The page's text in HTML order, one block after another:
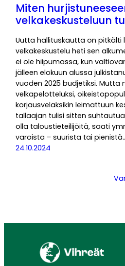
Miten
velkakeskusteluun
Uutta hallituskautta on pitkälti
velkakeskustelu heti sen
ei ole hiipumassa, kun
jälleen elokuun alussa
vuoden 2025 budjetiksi. Mutta
velkapelotteluksi,
korjausvelaksikin leimattuun
tallaajan tulisi sitten
olla taloustieteilijöitä, saati
varoista – suurista tai
24.10.2024